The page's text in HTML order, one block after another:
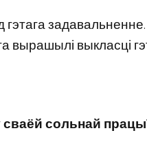
вырашылі выкласці
сольнай